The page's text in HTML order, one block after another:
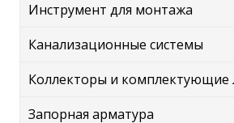
Инструмент для монтажа
Канализационные системы
Коллекторы и комплектующие
Запорная арматура